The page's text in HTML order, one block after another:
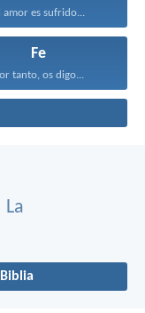
amor es sufrido...
Fe
tanto, os digo...
La